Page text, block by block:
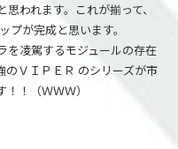
われます。これが揃って、
プが完成と思います。
を凌駕するモジュールの存在
のＶＩＰＥＲ のシリーズが市
！（ＷＷＷ）